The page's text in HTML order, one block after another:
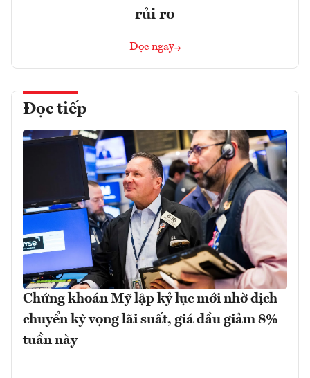
rủi ro
Đọc ngay
Đọc tiếp
Chứng khoán Mỹ lập kỷ lục mới nhờ dịch
chuyển kỳ vọng lãi suất, giá dầu giảm 8%
tuần này